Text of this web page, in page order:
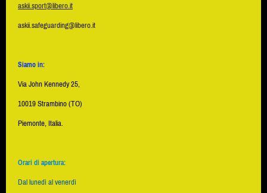
askii.sport@libero.it
askii.safeguarding@libero.it
Siamo in:
Via John Kennedy 25,
10019 Strambino (TO)
Piemonte, Italia.
Orari di apertura:
Dal lunedì al venerdì